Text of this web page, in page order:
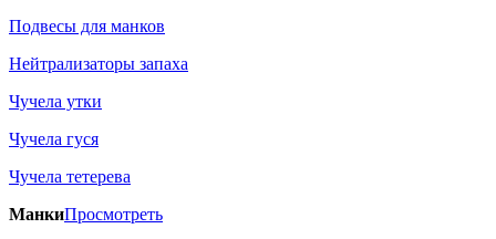
Подвесы для манков
Нейтрализаторы запаха
Чучела утки
Чучела гуся
Чучела тетерева
МанкиПросмотреть